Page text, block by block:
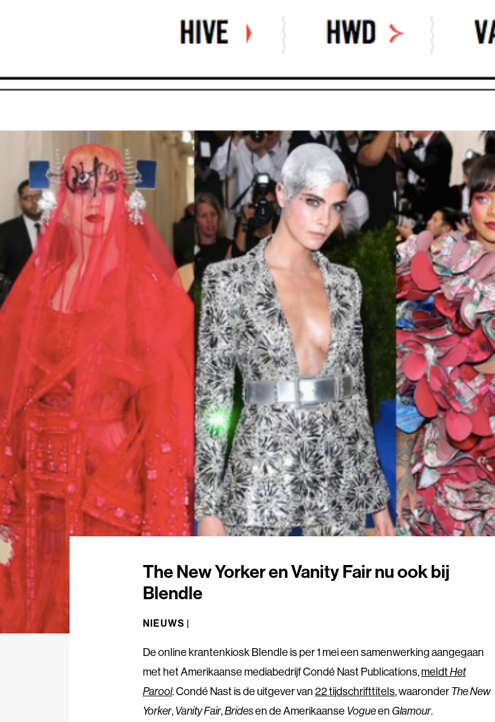
The New Yorker en Vanity Fair nu ook bij
Blendle
NIEUWS |
De online krantenkiosk Blendle is per 1 mei een samenwerking aangegaan
met het Amerikaanse mediabedrijf Condé Nast Publications,meldtHet
Parool. Condé Nast is de uitgever van22 tijdschrifttitels, waaronderThe New
Yorker,Vanity Fair,Bridesen de Amerikaanse Vogueen Glamour.